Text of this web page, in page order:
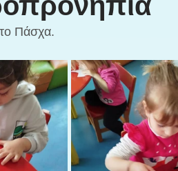
Πάσχα.